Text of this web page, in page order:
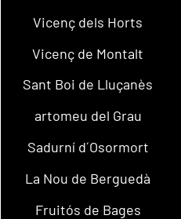
Vicenç dels Horts
Vicenç de Montalt
Sant Boi de Lluçanès
artomeu del Grau
Sadurní d´Osormort
La Nou de Berguedà
Fruitós de Bages